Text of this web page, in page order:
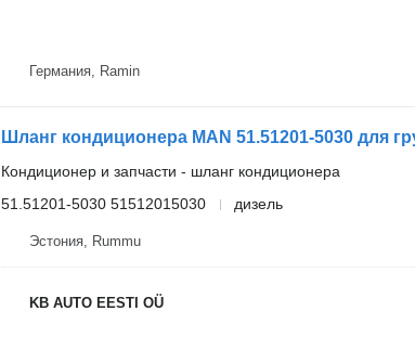
Германия, Ramin
Кондиционер и запчасти - шланг кондиционера
51.51201-5030 51512015030
дизель
Эстония, Rummu
KB AUTO EESTI OÜ